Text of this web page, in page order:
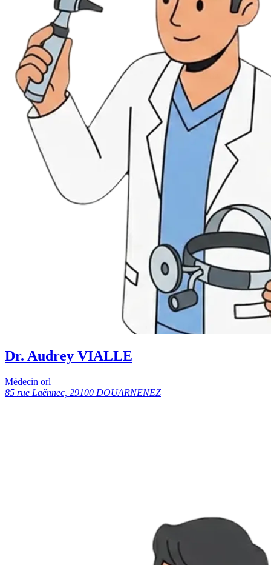
Dr. Audrey VIALLE
Médecin orl
85 rue Laënnec, 29100 DOUARNENEZ